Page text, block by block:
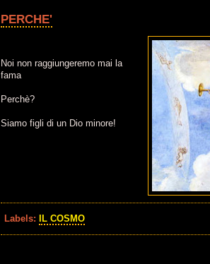
PERCHE'
Noi non raggiungeremo mai la
fama
Perchè?
Siamo figli di un Dio minore!
Labels: IL COSMO